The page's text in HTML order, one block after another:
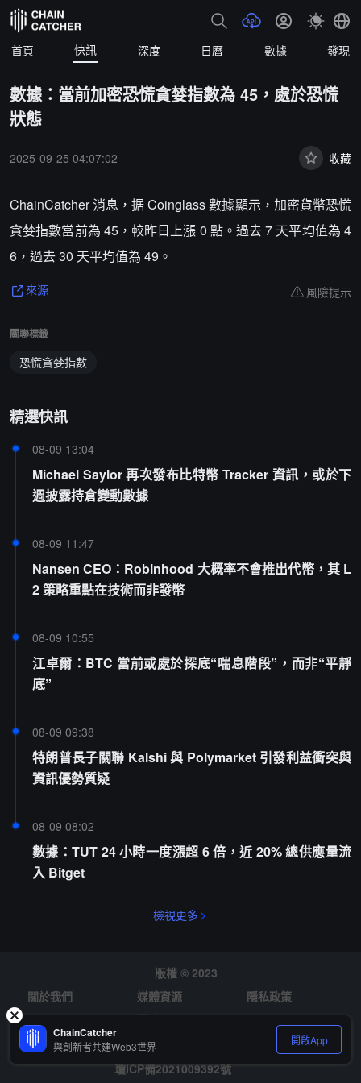
首頁 快訊 深度 日曆 數據 發現
數據：當前加密恐慌貪婪指數為 45，處於恐慌
狀態
2025-09-25 04:07:02 收藏
ChainCatcher 消息，据 Coinglass 數據顯示，加密貨幣恐慌
貪婪指數當前為 45，較昨日上漲 0 點。過去 7 天平均值為 4
6，過去 30 天平均值為 49。
來源 風險提示
關聯標籤
恐慌貪婪指數
精選快訊
08-09 13:04
Michael Saylor 再次發布比特幣 Tracker 資訊，或於下
週披露持倉變動數據
08-09 11:47
Nansen CEO：Robinhood 大概率不會推出代幣，其 L
2 策略重點在技術而非發幣
08-09 10:55
江卓爾：BTC 當前或處於探底“喘息階段”，而非“平靜
底”
08-09 09:38
特朗普長子關聯 Kalshi 與 Polymarket 引發利益衝突與
資訊優勢質疑
08-09 08:02
數據：TUT 24 小時一度漲超 6 倍，近 20% 總供應量流
入 Bitget
檢視更多
版權 © 2023
關於我們
媒體資源
隱私政策
風險提示
徵才
瓊ICP備2021009392號
ChainCatcher
與創新者共建Web3世界 開啟App